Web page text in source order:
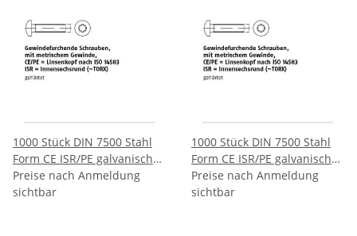
1000 Stück DIN 7500 Stahl
Form CE ISR/PE galvanisch
verzinkt Gewindefurchende
Schrauben ISR metr.
Preise nach Anmeldung
sichtbar
1000 Stück DIN 7500 Stahl
Form CE ISR/PE galvanisch
verzinkt Gewindefurchende
Schrauben ISR metr.
Preise nach Anmeldung
sichtbar